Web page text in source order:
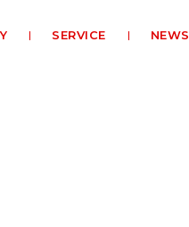
SERVICE NEWS